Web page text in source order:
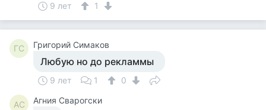
9 лет 1
ГС Григорий Симаков
Любую но до рекламмы
9 лет 1 0
АС Агния Сварогски